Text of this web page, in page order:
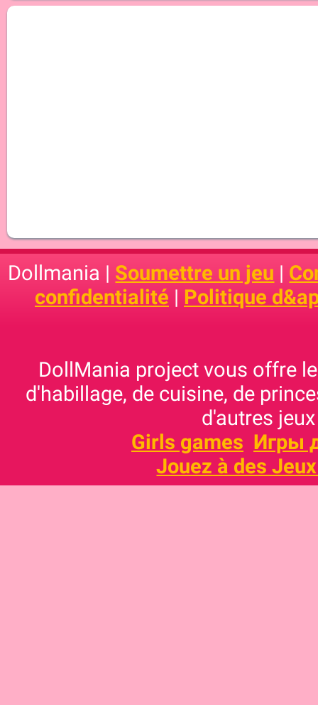
Dollmania | Soumettre un jeu |
confidentialité | Politique
DollMania project vous offre
d'habillage, de cuisine, de
d'autres
Girls games Игры
Jouez à des